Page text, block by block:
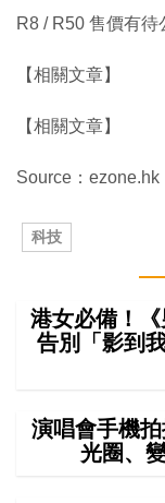
R8 / R50 售價有待
【相關文章】
【相關文章】
Source：ezone.hk
科技
港女必備！
告別「影到
演唱會手機
光圈、